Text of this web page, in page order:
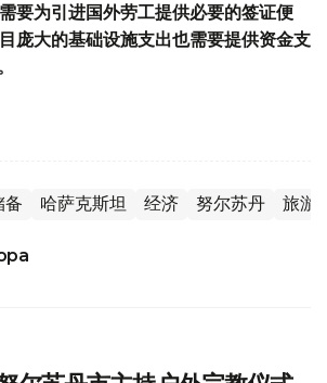
要为引进国外劳工提供必要的签证便
庞大的基础设施支出也需要提供资金支
备 哈萨克斯坦 经济 努尔苏丹 旅游